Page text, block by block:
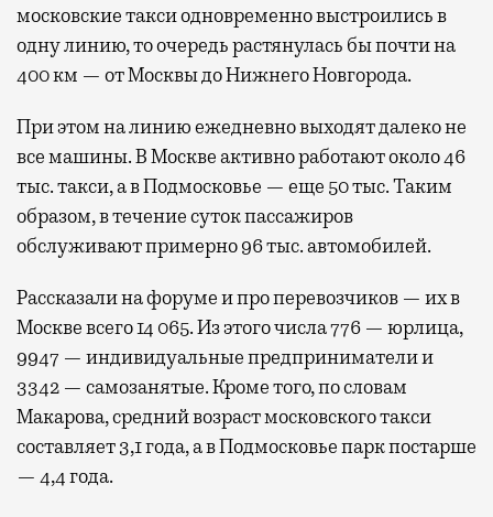
московские такси одновременно выстроились в
одну линию, то очередь растянулась бы почти на
400 км — от Москвы до Нижнего Новгорода.
При этом на линию ежедневно выходят далеко не
все машины. В Москве активно работают около 46
тыс. такси, а в Подмосковье — еще 50 тыс. Таким
образом, в течение суток пассажиров
обслуживают примерно 96 тыс. автомобилей.
Рассказали на форуме и про перевозчиков — их в
Москве всего 14 065. Из этого числа 776 — юрлица,
9947 — индивидуальные предприниматели и
3342 — самозанятые. Кроме того, по словам
Макарова, средний возраст московского такси
составляет 3,1 года, а в Подмосковье парк постарше
— 4,4 года.